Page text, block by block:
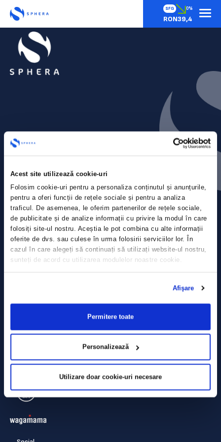
Acest site utilizează cookie-uri
Folosim cookie-uri pentru a personaliza conținutul și anunțurile,
pentru a oferi funcții de rețele sociale și pentru a analiza
traficul. De asemenea, le oferim partenerilor de rețele sociale,
de publicitate și de analize informații cu privire la modul în care
folosiți site-ul nostru. Aceștia le pot combina cu alte informații
oferite de dvs. sau culese în urma folosirii serviciilor lor. În
cazul în care alegeți să continuați să utilizați website-ul nostru,
sunteți de acord cu utilizarea modulelor noastre cookie.
Afişare
Permitere toate
Personalizează
Utilizare doar cookie-uri necesare
SFG 0%
RON39,4
Comunicate de presă
Politica de confidențialitate
Politica de prelucrare a datelor
Termeni și condiții